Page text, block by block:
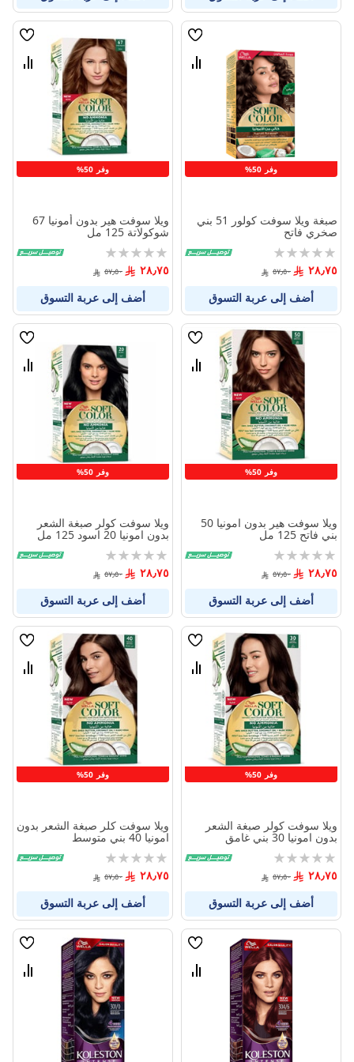
وفر 50%
قائمة
قارن
صبغة ويلا سوفت كولور 51 بني
صخري فاتح
Rating:
0%
٢٨٫٧٥ ٥٧٫٥٠
أضف إلى عربة التسوق
وفر 50%
قائمة
قارن
ويلا سوفت هير بدون أمونيا 67
شوكولاتة 125 مل
Rating:
0%
٢٨٫٧٥ ٥٧٫٥٠
أضف إلى عربة التسوق
وفر 50%
قائمة
قارن
ويلا سوفت هير بدون امونيا 50
بني فاتح 125 مل
Rating:
0%
٢٨٫٧٥ ٥٧٫٥٠
أضف إلى عربة التسوق
وفر 50%
قائمة
قارن
ويلا سوفت كولر صبغة الشعر
بدون امونيا 20 اسود 125 مل
Rating:
0%
٢٨٫٧٥ ٥٧٫٥٠
أضف إلى عربة التسوق
وفر 50%
قائمة
قارن
ويلا سوفت كولر صبغة الشعر
بدون امونيا 30 بني غامق
Rating:
0%
٢٨٫٧٥ ٥٧٫٥٠
أضف إلى عربة التسوق
وفر 50%
قائمة
قارن
ويلا سوفت كلر صبغة الشعر بدون
امونيا 40 بني متوسط
Rating:
0%
٢٨٫٧٥ ٥٧٫٥٠
أضف إلى عربة التسوق
قائمة
قارن
قائمة
قارن